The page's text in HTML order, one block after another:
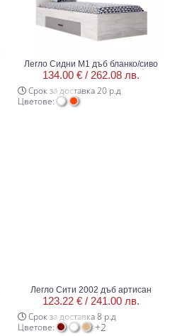
Легло Сидни М1 дъб бланко/сиво
134.00 € / 262.08 лв.
Срок за доставка 20 р.д
Цветове:
Легло Сити 2002 дъб артисан
123.22 € / 241.00 лв.
Срок за доставка 8 р.д
Цветове:
+2